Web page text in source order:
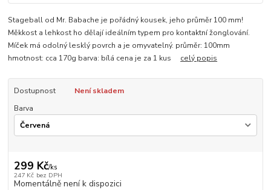
Stageball od Mr. Babache je pořádný kousek, jeho průměr 100 mm!
Měkkost a lehkost ho dělají ideálním typem pro kontaktní žonglování.
Míček má odolný lesklý povrch a je omyvatelný. průměr: 100mm
hmotnost: cca 170g barva: bílá cena je za 1 kus celý popis
Dostupnost
Není skladem
Barva
299 Kč/ks
247 Kč bez DPH
Momentálně není k dispozici